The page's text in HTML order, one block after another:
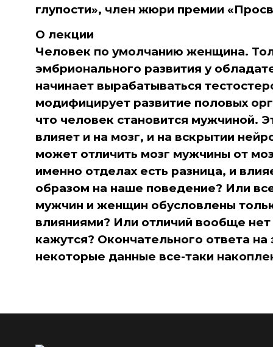
глупости», член жюри премии
О лекции
Человек по умолчанию женщина.
эмбрионального развития у
начинает вырабатываться
модифицирует развитие половых
что человек становится мужчиной.
влияет и на мозг, и на вскрытии
может отличить мозг мужчины от
именно отделах есть разница, и
образом на наше поведение? Или
мужчин и женщин обусловлены
влияниями? Или отличий вообще
кажутся? Окончательного ответа на
некоторые данные все-таки